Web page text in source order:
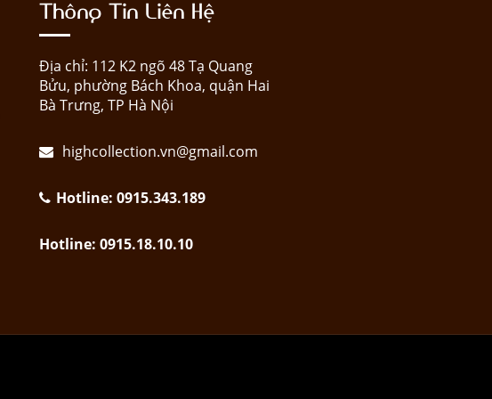
Thông Tin Liên Hệ
Địa chỉ: 112 K2 ngõ 48 Tạ Quang
Bửu, phường Bách Khoa, quận Hai
Bà Trưng, TP Hà Nội
highcollection.vn@gmail.com
Hotline: 0915.343.189
Hotline: 0915.18.10.10